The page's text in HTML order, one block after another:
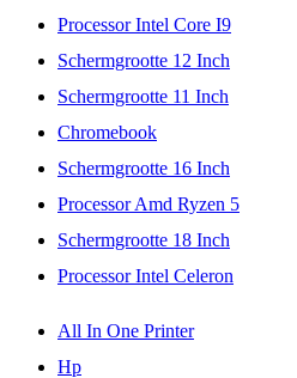
Processor Intel Core I9
Schermgrootte 12 Inch
Schermgrootte 11 Inch
Chromebook
Schermgrootte 16 Inch
Processor Amd Ryzen 5
Schermgrootte 18 Inch
Processor Intel Celeron
All In One Printer
Hp